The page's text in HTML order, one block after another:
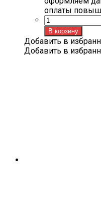
оплаты
Количество
товара
Subaru
Forester
В корзину
Добавить в
Добавить в